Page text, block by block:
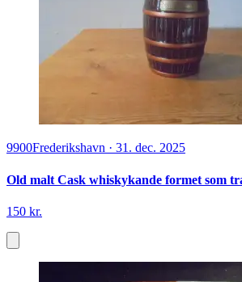
9900Frederikshavn · 31. dec. 2025
Old malt Cask whiskykande formet som
150 kr.